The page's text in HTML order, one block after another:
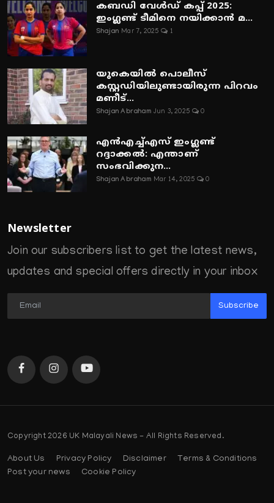
കബഡി വേൾഡ് കപ്പ് 2025:
ഇംഗ്ലണ്ട് ടീമിനെ നയിക്കാൻ മ...
Shajan Mar 7, 2025 1
യുകെയിൽ പൊലീസ്
കസ്റ്റഡിയിലുണ്ടായിരുന്ന പിറവം
മണീട്...
Shajan Abraham Jun 3, 2025 0
എൻഎച്ച്എസ് ഇംഗ്ലണ്ട്
റദ്ദാക്കൽ: എന്താണ്
സംഭവിക്കുന...
Shajan Abraham Mar 14, 2025 0
Newsletter
Join our subscribers list to get the latest news,
updates and special offers directly in your inbox
Subscribe
Copyright 2026 UK Malayali News - All Rights Reserved.
About Us Privacy Policy Disclaimer
Terms & Conditions
Post your news
Cookie Policy